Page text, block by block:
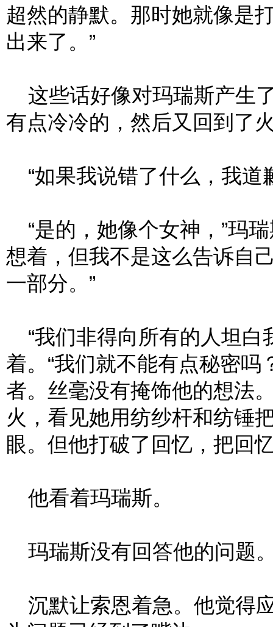
超然的静默。那时她就像是
出来了。”
这些话好像对玛瑞斯产生
有点冷冷的，然后又回到了
“如果我说错了什么，我道
“是的，她像个女神，”玛
想着，但我不是这么告诉自
一部分。”
“我们非得向所有的人坦白
着。“我们就不能有点秘密吗
者。丝毫没有掩饰他的想法
火，看见她用纺纱杆和纺锤
眼。但他打破了回忆，把回
他看着玛瑞斯。
玛瑞斯没有回答他的问题
沉默让索恩着急。他觉得